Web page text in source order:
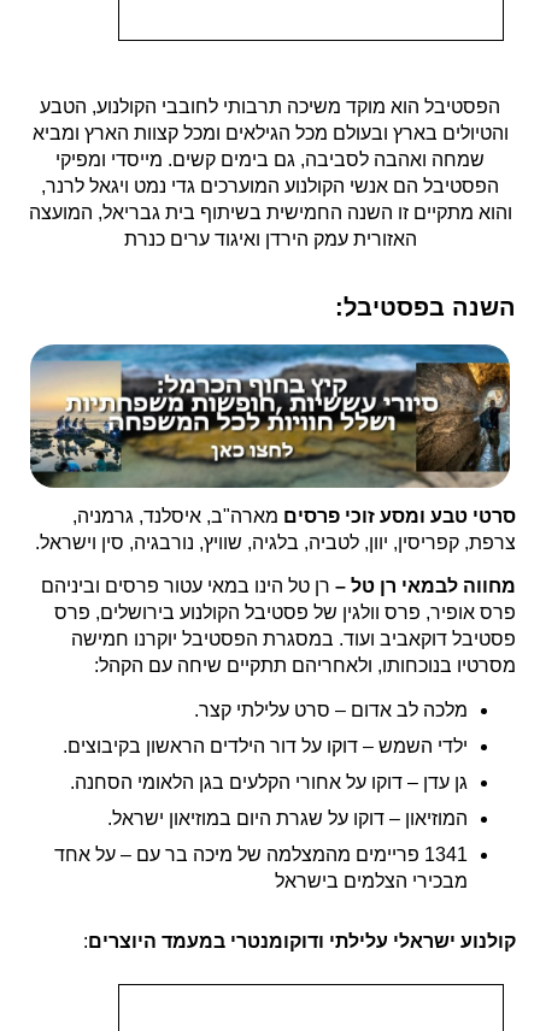
הפסטיבל הוא מוקד משיכה תרבותי לחובבי הקולנוע, הטבע
והטיולים בארץ ובעולם מכל הגילאים ומכל קצוות הארץ ומביא
שמחה ואהבה לסביבה, גם בימים קשים. מייסדי ומפיקי
הפסטיבל הם אנשי הקולנוע המוערכים גדי נמט ויגאל לרנר,
והוא מתקיים זו השנה החמישית בשיתוף בית גבריאל, המועצה
האזורית עמק הירדן ואיגוד ערים כנרת
השנה בפסטיבל:
סרטי טבע ומסע זוכי פרסים מארה"ב, איסלנד, גרמניה,
צרפת, קפריסין, יוון, לטביה, בלגיה, שוויץ, נורבגיה, סין וישראל.
מחווה לבמאי רן טל – רן טל הינו במאי עטור פרסים וביניהם
פרס אופיר, פרס וולגין של פסטיבל הקולנוע בירושלים, פרס
פסטיבל דוקאביב ועוד. במסגרת הפסטיבל יוקרנו חמישה
מסרטיו בנוכחותו, ולאחריהם תתקיים שיחה עם הקהל:
מלכה לב אדום – סרט עלילתי קצר.
ילדי השמש – דוקו על דור הילדים הראשון בקיבוצים.
גן עדן – דוקו על אחורי הקלעים בגן הלאומי הסחנה.
המוזיאון – דוקו על שגרת היום במוזיאון ישראל.
1341 פריימים מהמצלמה של מיכה בר עם – על אחד
מבכירי הצלמים בישראל
קולנוע ישראלי עלילתי ודוקומנטרי במעמד היוצרים: